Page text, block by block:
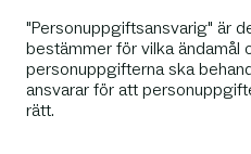
"Personuppgiftsansvarig" är
bestämmer för vilka ändamål
personuppgifterna ska
ansvarar för att
rätt.